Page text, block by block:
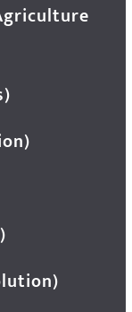
Agriculture